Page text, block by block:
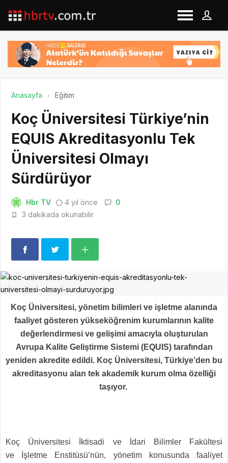
Anasayfa Eğitim
Koç Üniversitesi Türkiye’nin
EQUIS Akreditasyonlu Tek
Üniversitesi Olmayı
Sürdürüyor
Hbr TV 4 yıl önce
0
3 dakikada okunabilir
Koç Üniversitesi, yönetim bilimleri ve işletme alanında
faaliyet gösteren yükseköğrenim kurumlarının kalite
değerlendirmesi ve gelişimi amacıyla oluşturulan
Avrupa Kalite Geliştirme Sistemi (EQUIS) tarafından
yeniden akredite edildi. Koç Üniversitesi, Türkiye’den bu
akreditasyonu alan tek akademik kurum olma özelliği
taşıyor.
Koç Üniversitesi İktisadi ve İdari Bilimler Fakültesi
ve
İşletme Enstitüsü’nün, yönetim konusunda faaliyet